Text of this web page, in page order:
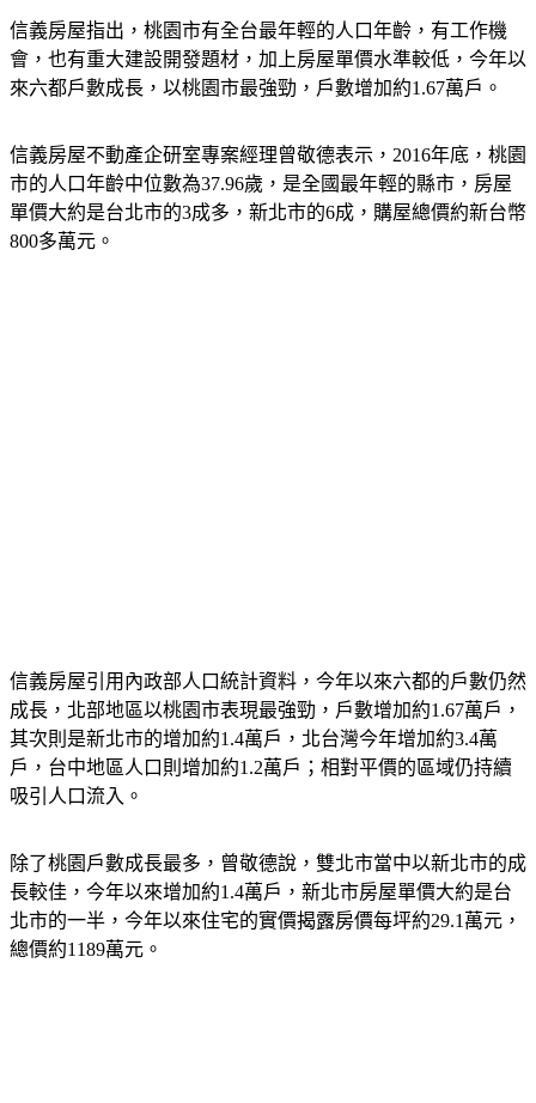
信義房屋指出，桃園市有全台最年輕的人口年齡，有工作機
會，也有重大建設開發題材，加上房屋單價水準較低，今年以
來六都戶數成長，以桃園市最強勁，戶數增加約1.67萬戶。
信義房屋不動產企研室專案經理曾敬德表示，2016年底，桃園
市的人口年齡中位數為37.96歲，是全國最年輕的縣市，房屋
單價大約是台北市的3成多，新北市的6成，購屋總價約新台幣
800多萬元。
信義房屋引用內政部人口統計資料，今年以來六都的戶數仍然
成長，北部地區以桃園市表現最強勁，戶數增加約1.67萬戶，
其次則是新北市的增加約1.4萬戶，北台灣今年增加約3.4萬
戶，台中地區人口則增加約1.2萬戶；相對平價的區域仍持續
吸引人口流入。
除了桃園戶數成長最多，曾敬德說，雙北市當中以新北市的成
長較佳，今年以來增加約1.4萬戶，新北市房屋單價大約是台
北市的一半，今年以來住宅的實價揭露房價每坪約29.1萬元，
總價約1189萬元。